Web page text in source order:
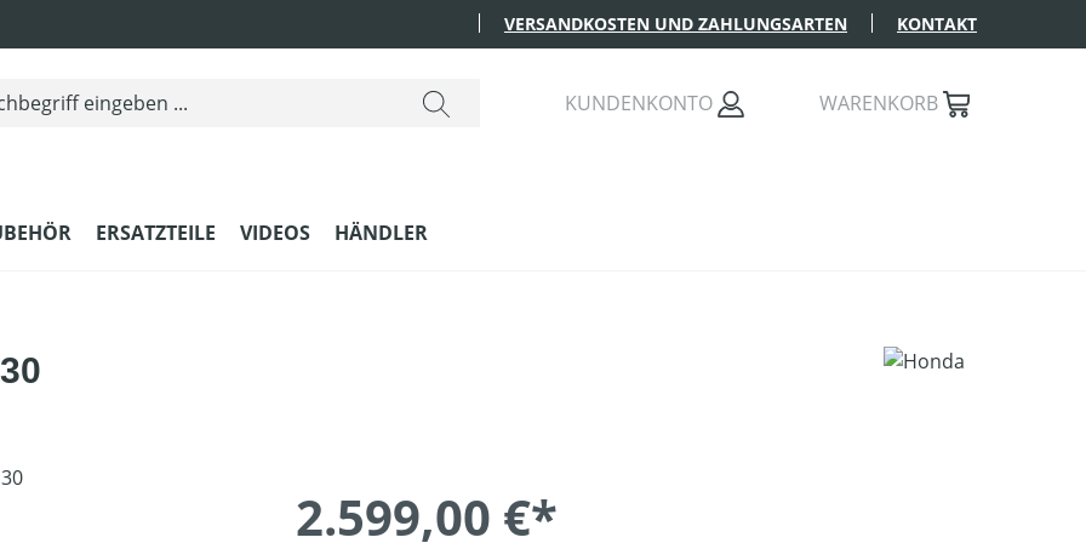
VERSANDKOSTEN UND ZAHLUNGSARTEN KONTAKT
KUNDENKONTO WARENKORB
ERSATZTEILE VIDEOS HÄNDLER
2.599,00 €*